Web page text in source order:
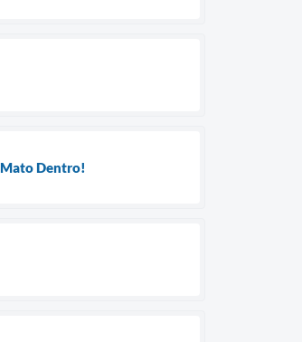
Dentro!